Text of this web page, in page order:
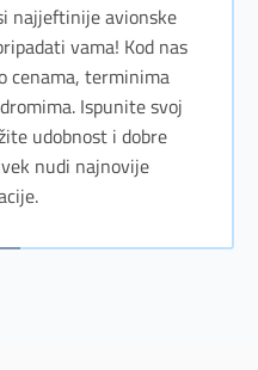
najjeftinije avionske
vama! Kod nas
cenama, terminima
Ispunite svoj
udobnost i dobre
nudi najnovije